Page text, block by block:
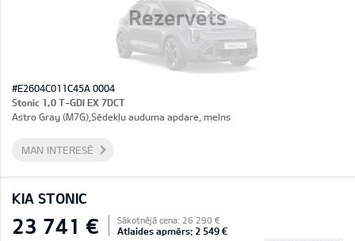
Rezervēts
#E2604C011C45A 0004
Stonic 1,0 T-GDI EX 7DCT
Astro Gray (M7G),Sēdekļu auduma apdare, melns
MAN INTERESĒ
KIA STONIC
23 741 € Sākotnējā cena: 26 290 €
Atlaides apmērs: 2 549 €